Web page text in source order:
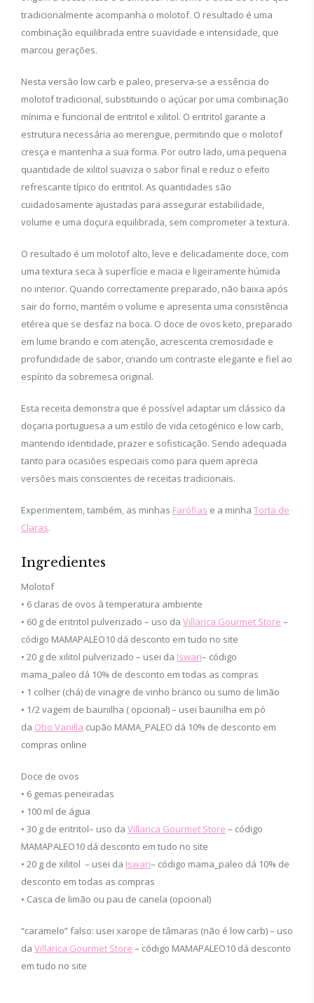
tradicionalmente acompanha o molotof. O resultado é uma
combinação equilibrada entre suavidade e intensidade, que
marcou gerações.
Nesta versão low carb e paleo, preserva-se a essência do
molotof tradicional, substituindo o açúcar por uma combinação
mínima e funcional de eritritol e xilitol. O eritritol garante a
estrutura necessária ao merengue, permitindo que o molotof
cresça e mantenha a sua forma. Por outro lado, uma pequena
quantidade de xilitol suaviza o sabor final e reduz o efeito
refrescante típico do eritritol. As quantidades são
cuidadosamente ajustadas para assegurar estabilidade,
volume e uma doçura equilibrada, sem comprometer a textura.
O resultado é um molotof alto, leve e delicadamente doce, com
uma textura seca à superfície e macia e ligeiramente húmida
no interior. Quando correctamente preparado, não baixa após
sair do forno, mantém o volume e apresenta uma consistência
etérea que se desfaz na boca. O doce de ovos keto, preparado
em lume brando e com atenção, acrescenta cremosidade e
profundidade de sabor, criando um contraste elegante e fiel ao
espírito da sobremesa original.
Esta receita demonstra que é possível adaptar um clássico da
doçaria portuguesa a um estilo de vida cetogénico e low carb,
mantendo identidade, prazer e sofisticação. Sendo adequada
tanto para ocasiões especiais como para quem aprecia
versões mais conscientes de receitas tradicionais.
Experimentem, também, as minhas Farófias e a minha Torta de
Claras.
Ingredientes
Molotof
• 6 claras de ovos à temperatura ambiente
• 60 g de eritritol pulverizado – uso da Villarica Gourmet Store –
código MAMAPALEO10 dá desconto em tudo no site
• 20 g de xilitol pulverizado – usei da Iswari– código
mama_paleo dá 10% de desconto em todas as compras
• 1 colher (chá) de vinagre de vinho branco ou sumo de limão
• 1/2 vagem de baunilha ( opcional) – usei baunilha em pó
da Obo Vanilla cupão MAMA_PALEO dá 10% de desconto em
compras online
Doce de ovos
• 6 gemas peneiradas
• 100 ml de água
• 30 g de eritritol– uso da Villarica Gourmet Store – código
MAMAPALEO10 dá desconto em tudo no site
• 20 g de xilitol – usei da Iswari– código mama_paleo dá 10% de
desconto em todas as compras
• Casca de limão ou pau de canela (opcional)
“caramelo” falso: usei xarope de tâmaras (não é low carb) – uso
da Villarica Gourmet Store – código MAMAPALEO10 dá desconto
em tudo no site